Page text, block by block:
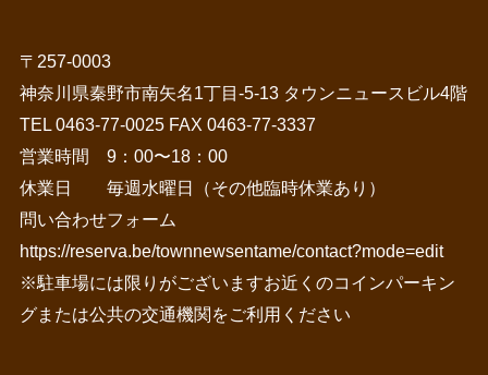
〒257-0003
神奈川県秦野市南矢名1丁目-5-13 タウンニュースビル4階
TEL 0463-77-0025 FAX 0463-77-3337
営業時間 9：00〜18：00
休業日 毎週水曜日（その他臨時休業あり）
問い合わせフォーム
https://reserva.be/townnewsentame/contact?mode=edit
※駐車場には限りがございますお近くのコインパーキン
グまたは公共の交通機関をご利用ください